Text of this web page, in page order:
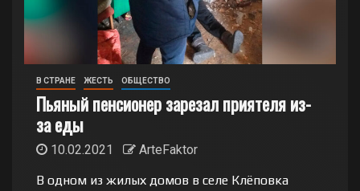
В СТРАНЕ ЖЕСТЬ ОБЩЕСТВО
Пьяный пенсионер зарезал приятеля из-
за еды
10.02.2021
ArteFaktor
В одном из жилых домов в селе Клёповка